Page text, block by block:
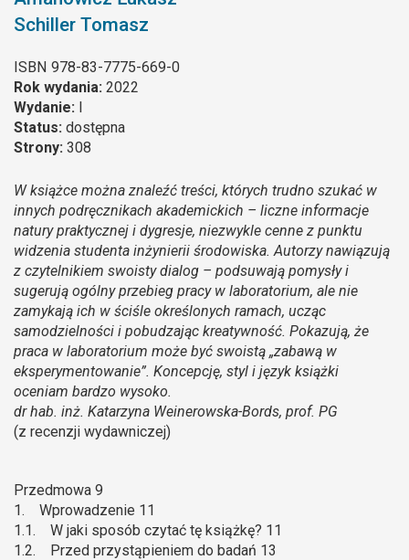
Schiller Tomasz
ISBN 978-83-7775-669-0
Rok wydania: 2022
Wydanie: I
Status: dostępna
Strony: 308
W książce można znaleźć treści, których trudno szukać w
innych podręcznikach akademickich – liczne informacje
natury praktycznej i dygresje, niezwykle cenne z punktu
widzenia studenta inżynierii środowiska. Autorzy nawiązują
z czytelnikiem swoisty dialog – podsuwają pomysły i
sugerują ogólny przebieg pracy w laboratorium, ale nie
zamykają ich w ściśle określonych ramach, ucząc
samodzielności i pobudzając kreatywność. Pokazują, że
praca w laboratorium może być swoistą „zabawą w
eksperymentowanie”. Koncepcję, styl i język książki
oceniam bardzo wysoko.
dr hab. inż. Katarzyna Weinerowska-Bords, prof. PG
(z recenzji wydawniczej)
Przedmowa 9
1. Wprowadzenie 11
1.1. W jaki sposób czytać tę książkę? 11
1.2. Przed przystąpieniem do badań 13